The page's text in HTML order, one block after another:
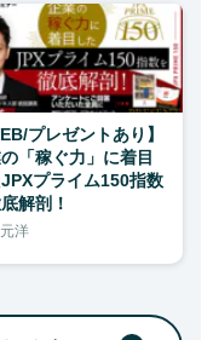
プレゼントあり】
「稼ぐ力」に着目
JPXプライム150指数
解剖！
洋